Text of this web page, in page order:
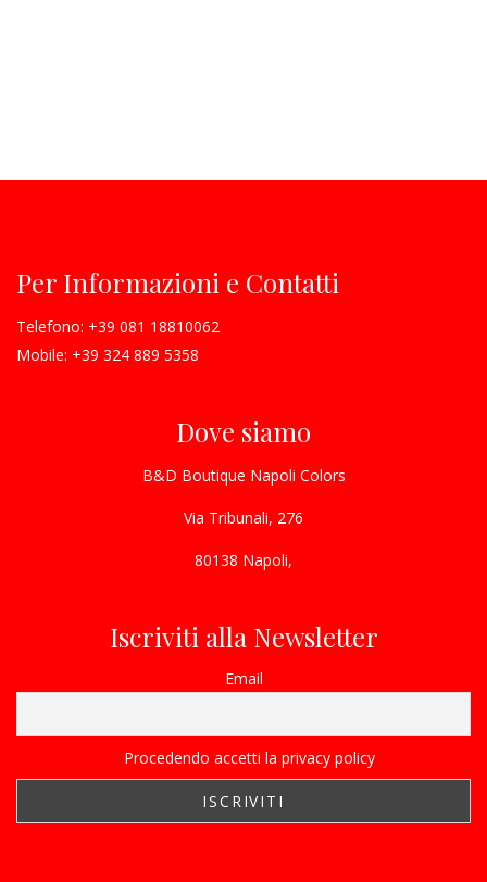
Per Informazioni e Contatti
Telefono: +39 081 18810062
Mobile: +39 324 889 5358
Dove siamo
B&D Boutique Napoli Colors
Via Tribunali, 276
80138 Napoli,
Iscriviti alla Newsletter
Email
Procedendo accetti la privacy policy